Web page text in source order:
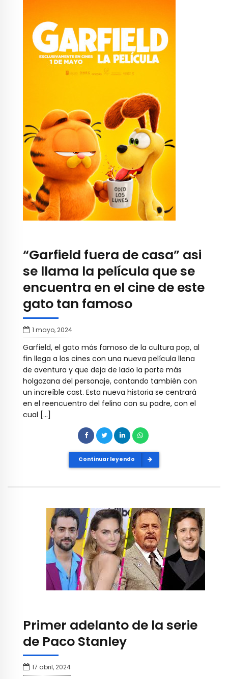
“Garfield fuera de casa” asi
se llama la película que se
encuentra en el cine de este
gato tan famoso
1 mayo, 2024
Garfield, el gato más famoso de la cultura pop, al
fin llega a los cines con una nueva película llena
de aventura y que deja de lado la parte más
holgazana del personaje, contando también con
un increíble cast. Esta nueva historia se centrará
en el reencuentro del felino con su padre, con el
cual […]
Continuar leyendo
Primer adelanto de la serie
de Paco Stanley
17 abril, 2024